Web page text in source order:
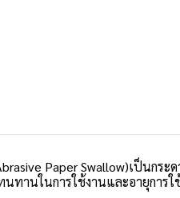
Paper Swallow)เป็นก
ทานในการใช้งานและอายุการ